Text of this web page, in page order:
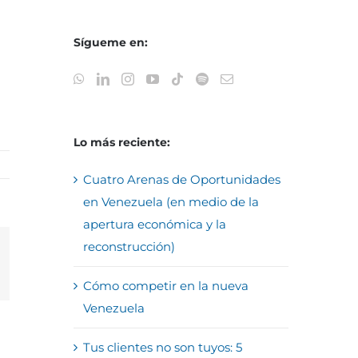
Sígueme en:
Lo más reciente:
Cuatro Arenas de Oportunidades
en Venezuela (en medio de la
apertura económica y la
reconstrucción)
Cómo competir en la nueva
Venezuela
Tus clientes no son tuyos: 5